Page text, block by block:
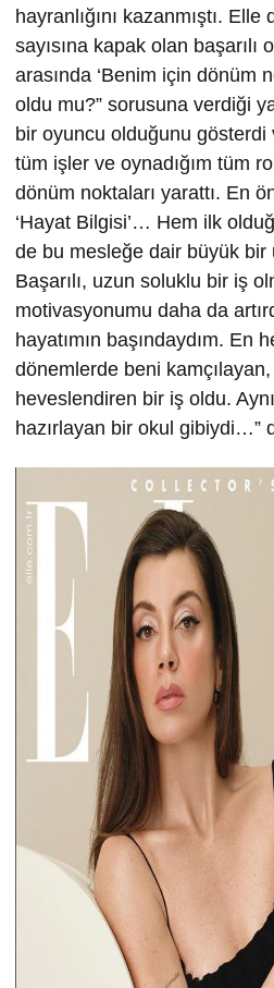
hayranlığını kazanmıştı. Elle
sayısına kapak olan başarılı
arasında ‘Benim için dönüm
oldu mu?” sorusuna verdiği
bir oyuncu olduğunu gösterdi
tüm işler ve oynadığım tüm
dönüm noktaları yarattı. En
‘Hayat Bilgisi’… Hem ilk
de bu mesleğe dair büyük
Başarılı, uzun soluklu bir iş
motivasyonumu daha da
hayatımın başındaydım. En
dönemlerde beni
heveslendiren bir iş oldu.
hazırlayan bir okul gibiydi…”